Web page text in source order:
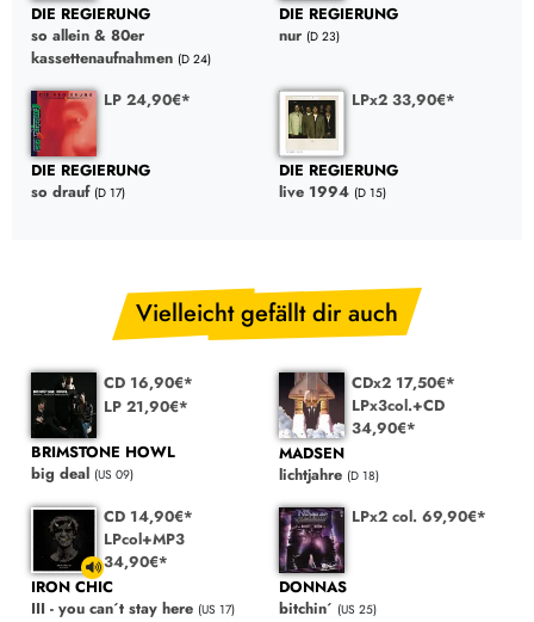
DIE REGIERUNG
so allein & 80er
kassettenaufnahmen (D 24)
DIE REGIERUNG
nur (D 23)
LP 24,90€*
DIE REGIERUNG
so drauf (D 17)
LPx2 33,90€*
DIE REGIERUNG
live 1994 (D 15)
Vielleicht gefällt dir auch
CD 16,90€*
LP 21,90€*
BRIMSTONE HOWL
big deal (US 09)
CDx2 17,50€*
LPx3col.+CD
34,90€*
MADSEN
lichtjahre (D 18)
CD 14,90€*
LPcol+MP3
34,90€*
IRON CHIC
III - you can´t stay here (US 17)
LPx2 col. 69,90€*
DONNAS
bitchin´ (US 25)